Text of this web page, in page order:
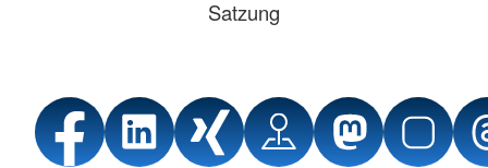
Satzung